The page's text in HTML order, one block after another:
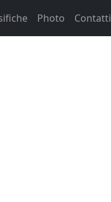
Photo Contatti